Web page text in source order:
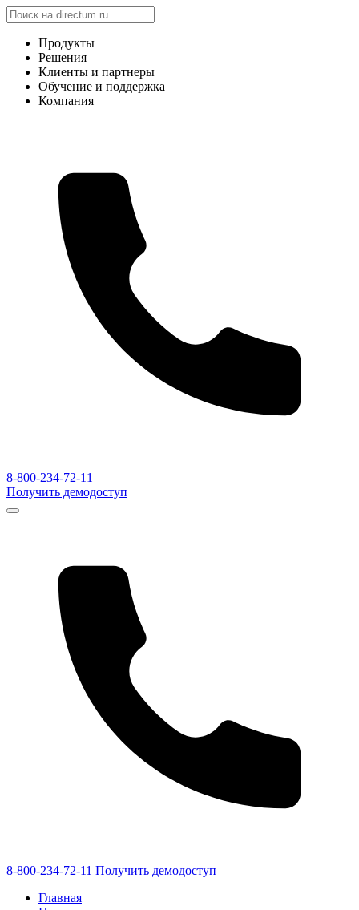
Продукты
Решения
Клиенты и партнеры
Обучение и поддержка
Компания
8-800-234-72-11
Получить демодоступ
8-800-234-72-11 Получить демодоступ
Главная